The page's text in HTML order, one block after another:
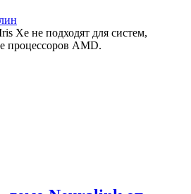
Xe не подходят для систем,
процессоров AMD.